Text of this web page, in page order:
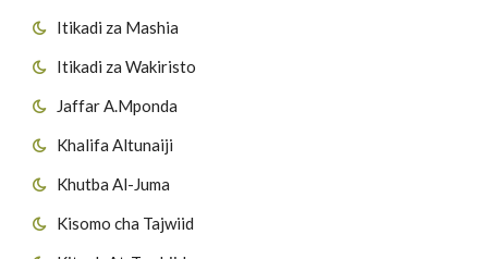
Itikadi za Mashia
Itikadi za Wakiristo
Jaffar A.Mponda
Khalifa Altunaiji
Khutba Al-Juma
Kisomo cha Tajwiid